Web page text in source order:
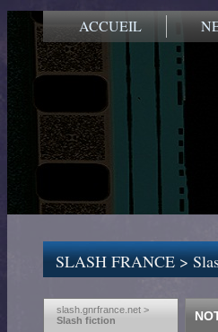
ACCUEIL
SLASH FRANCE>
slash.gnrfrance.net >
Slash fiction